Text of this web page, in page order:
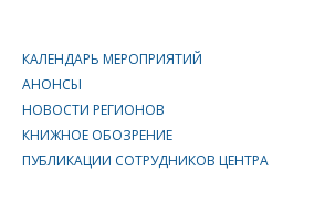
КАЛЕНДАРЬ МЕРОПРИЯТИЙ
АНОНСЫ
НОВОСТИ РЕГИОНОВ
КНИЖНОЕ ОБОЗРЕНИЕ
ПУБЛИКАЦИИ СОТРУДНИКОВ ЦЕНТРА